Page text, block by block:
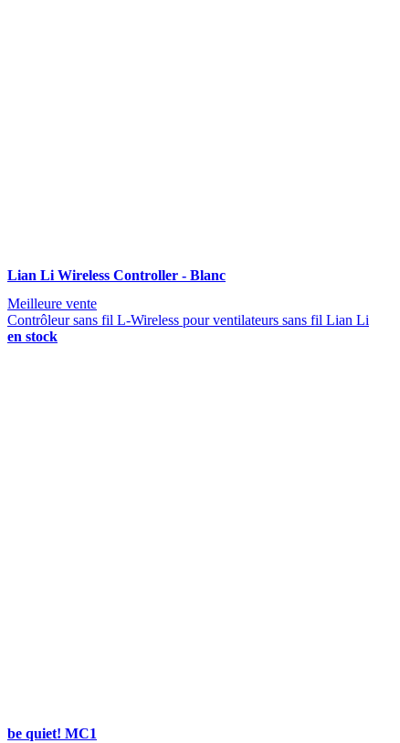
Lian Li Wireless Controller - Blanc
Meilleure vente
Contrôleur sans fil L-Wireless pour ventilateurs sans fil Lian Li
en stock
be quiet! MC1